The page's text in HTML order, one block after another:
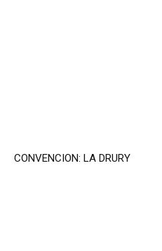
CONVENCION: LA DRURY